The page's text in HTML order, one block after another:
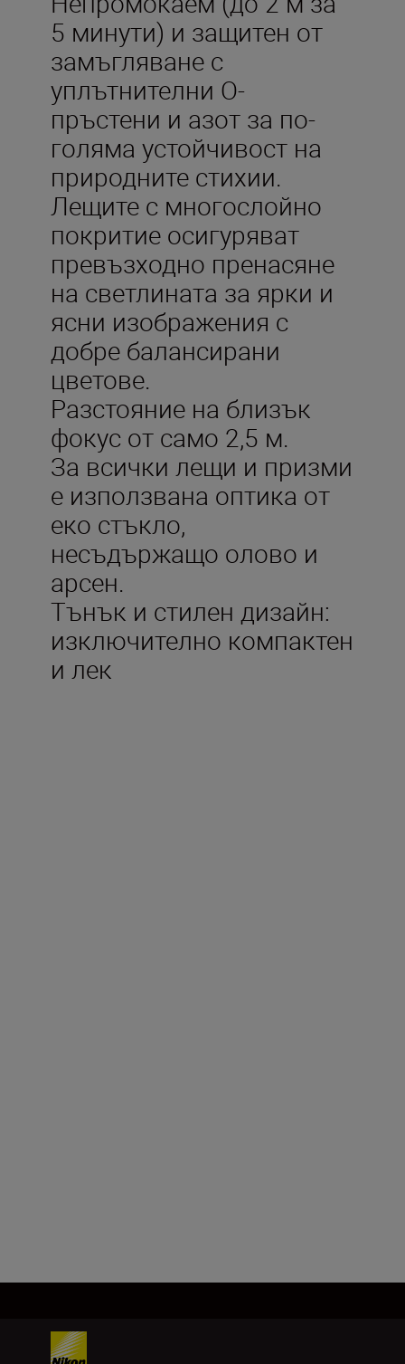
5 минути) и защитен от
замъгляване с
уплътнителни О-
пръстени и азот за по-
голяма устойчивост на
природните стихии.
Лещите с многослойно
покритие осигуряват
превъзходно пренасяне
на светлината за ярки и
ясни изображения с
добре балансирани
цветове.
Разстояние на близък
фокус от само 2,5 м.
За всички лещи и призми
е използвана оптика от
еко стъкло,
несъдържащо олово и
арсен.
Тънък и стилен дизайн:
изключително компактен
и лек